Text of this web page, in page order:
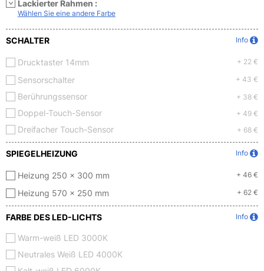
Lackierter Rahmen :
Wählen Sie eine andere Farbe
SCHALTER Info
Drucktaster 14mm + 22 €
Sensorschalter + 43 €
Berührungssensor + 38 €
Doppel-Touch-Sensor + 49 €
Dreifacher Touch-Sensor + 68 €
SPIEGELHEIZUNG Info
Heizung 250 x 300 mm + 46 €
Heizung 570 x 250 mm + 62 €
FARBE DES LED-LICHTS Info
Warm-weiß LED 3000K
Neutrales Weiß LED 4000K